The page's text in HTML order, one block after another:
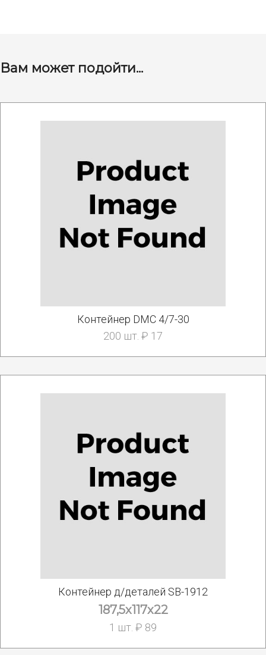
Вам может подойти...
Контейнер DMC 4/7-30
200 шт. ₽ 17
Контейнер д/деталей SB-1912
187,5х117х22
1 шт. ₽ 89